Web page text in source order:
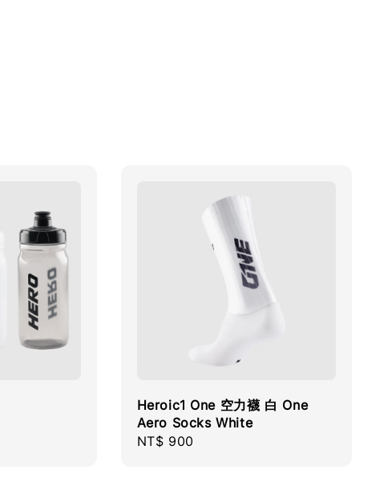
Heroic1 One 空力襪 白 One
Aero Socks White
Regular
NT$ 900